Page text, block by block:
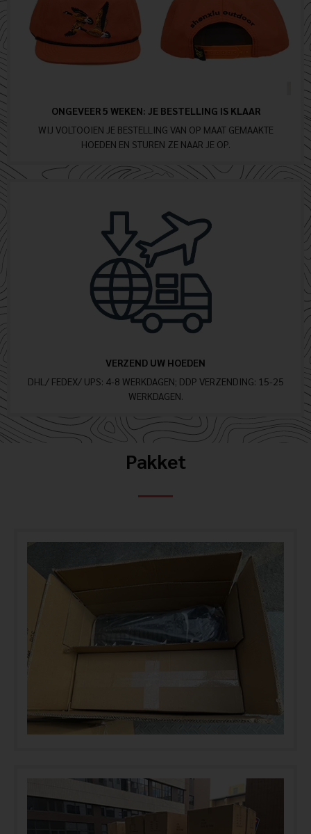
ONGEVEER 5 WEKEN: JE BESTELLING IS KLAAR
WIJ VOLTOOIEN JE BESTELLING VAN OP MAAT GEMAAKTE
HOEDEN EN STUREN ZE NAAR JE OP.
VERZEND UW HOEDEN
DHL/ FEDEX/ UPS: 4-8 WERKDAGEN; DDP VERZENDING: 15-25
WERKDAGEN.
Pakket